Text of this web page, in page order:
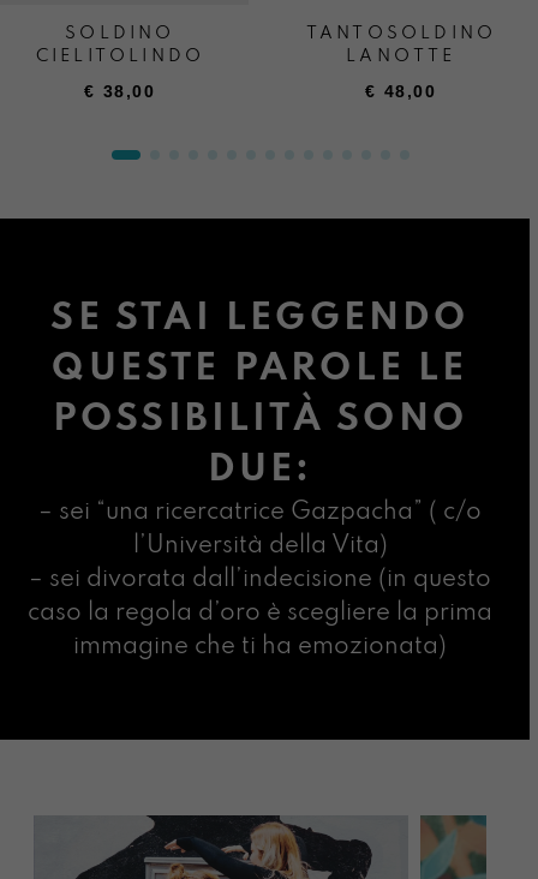
SOLDINO
CIELITOLINDO
€ 38,00
TANTOSOLDINO
LANOTTE
€ 48,00
SE STAI LEGGENDO
QUESTE PAROLE LE
POSSIBILITÀ SONO
DUE:
– sei “una ricercatrice Gazpacha” ( c/o
l’Università della Vita)
– sei divorata dall’indecisione (in questo
caso la regola d’oro è scegliere la prima
immagine che ti ha emozionata)